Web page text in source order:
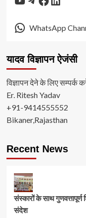
WhatsApp
यादव विज्ञापन ऐजंसी
विज्ञापन देने के लिए सम्पर्क
Er. Ritesh Yadav
+91-9414555552
Bikaner,Rajasthan
Recent News
संस्कारों के साथ गुणवत्तापूर्ण
संदेश